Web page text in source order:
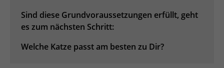
Sind diese Grundvoraussetzungen erfüllt, geht
es zum nächsten Schritt:
Welche Katze passt am besten zu Dir?